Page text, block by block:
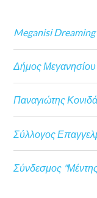
Meganisi Dreaming
Δήμος Μεγανησίου
Παναγιώτης
Σύλλογος
Σύνδεσμος